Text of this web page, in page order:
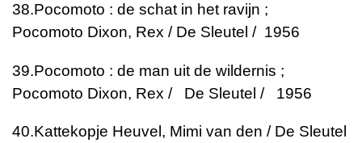
38.Pocomoto : de schat in het ravijn ;
Pocomoto Dixon, Rex / De Sleutel / 1956
39.Pocomoto : de man uit de wildernis ;
Pocomoto Dixon, Rex / De Sleutel / 1956
40.Kattekopje Heuvel, Mimi van den / De Sleutel